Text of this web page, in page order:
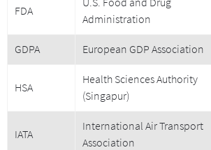
FDA
Administration
GDPA European GDP Association
HSA
Health Sciences Authority
(Singapur)
IATA
International Air Transport
Association